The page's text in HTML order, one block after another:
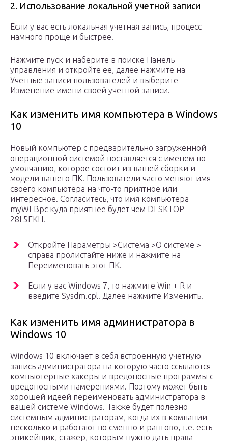
2. Использование локальной учетной записи
Если у вас есть локальная учетная запись, процесс
намного проще и быстрее.
Нажмите пуск и наберите в поиске Панель
управления и откройте ее, далее нажмите на
Учетные записи пользователей и выберите
Изменение имени своей учетной записи.
Как изменить имя компьютера в Windows
10
Новый компьютер с предварительно загруженной
операционной системой поставляется с именем по
умолчанию, которое состоит из вашей сборки и
модели вашего ПК. Пользователи часто меняют имя
своего компьютера на что-то приятное или
интересное. Согласитесь, что имя компьютера
myWEBpc куда приятнее будет чем DESKTOP-
28L5FKH.
Откройте Параметры >Система >О системе >
справа пролистайте ниже и нажмите на
Переименовать этот ПК.
Если у вас Windows 7, то нажмите Win + R и
введите Sysdm.cpl. Далее нажмите Изменить.
Как изменить имя администратора в
Windows 10
Windows 10 включает в себя встроенную учетную
запись администратора на которую часто ссылаются
компьютерные хакеры и вредоносные программы с
вредоносными намерениями. Поэтому может быть
хорошей идеей переименовать администратора в
вашей системе Windows. Также будет полезно
системным администраторам, когда их в компании
несколько и работают по сменно и рангово, т.е. есть
эникейщик, стажер, которым нужно дать права